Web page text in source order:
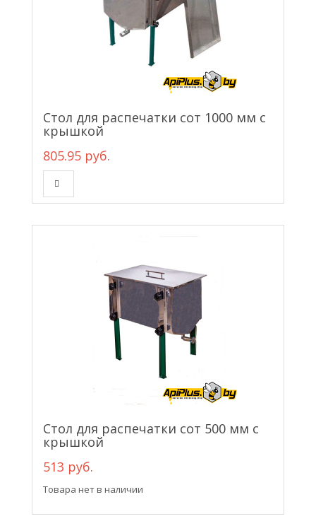
Стол для распечатки сот 1000 мм с
крышкой
805.95 руб.
Стол для распечатки сот 500 мм с
крышкой
513 руб.
Товара нет в наличии